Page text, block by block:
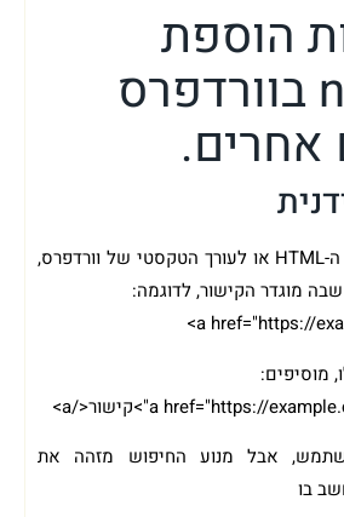
הוספת
nofollow בוורדפרס
אחרים.
אם אנו ניגשים לעורך ה-HTML או לעורך הטקסטי של וורדפרס,
מוגדר הקישור, לדוגמה:
מוסיפים:
אבל מנוע החיפוש מזהה את